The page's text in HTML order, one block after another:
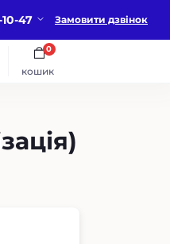
47 Замовити дзвінок
кошик
0